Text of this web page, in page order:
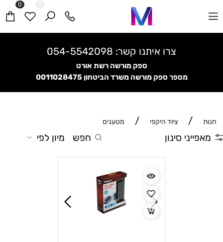
צרו איתנו קשר: 054-5542098
ספק מורשה רשת אורט
מספר ספק מורשה משרד הביטחון0011028475
0
חנות / ציוד היקפי / מטענים
מאפייני סינון חפש מיון לפי